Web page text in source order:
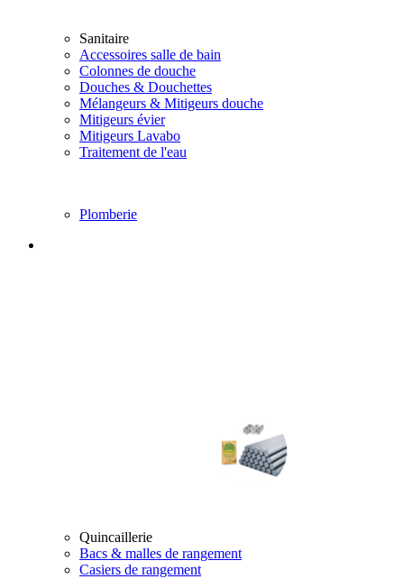
Sanitaire
Accessoires salle de bain
Colonnes de douche
Douches & Douchettes
Mélangeurs & Mitigeurs douche
Mitigeurs évier
Mitigeurs Lavabo
Traitement de l'eau
Plomberie
Quincaillerie
Bacs & malles de rangement
Casiers de rangement